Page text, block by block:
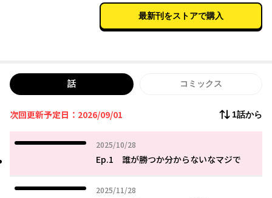
しかし彼女たちは、その盤石なポジションからか、なかなか一歩
ン・七瀬七緒。
彼女が放ったとある一言が、ラブコメの勢力図を一瞬で塗り替え
る！
そして開幕する、熾烈なヒロインレース！ いったい誰が勝つん
だ――!?
最新刊をストアで購入
話 コミックス
次回更新予定日：2026/09/01 1話から
2025/10/28
2025年10月28日
Ep.1 誰が勝つか分からないなマジで
2025/11/28
2025年11月28日